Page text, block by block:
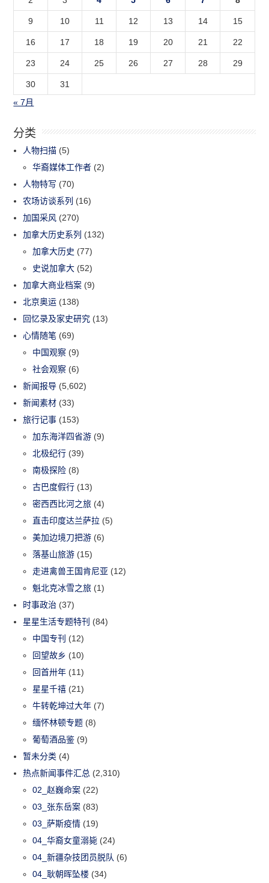
9 10 11 12 13 14 15
16 17 18 19 20 21 22
23 24 25 26 27 28 29
30
31
« 7月
分类
人物扫描 (5)
华裔媒体工作者 (2)
人物特写 (70)
农场访谈系列 (16)
加国采风 (270)
加拿大历史系列 (132)
加拿大历史 (77)
史说加拿大 (52)
加拿大商业档案 (9)
北京奥运 (138)
回忆录及家史研究 (13)
心情随笔 (69)
中国观察 (9)
社会观察 (6)
新闻报导 (5,602)
新闻素材 (33)
旅行记事 (153)
加东海洋四省游 (9)
北极纪行 (39)
南极探险 (8)
古巴度假行 (13)
密西西比河之旅 (4)
直击印度达兰萨拉 (5)
美加边境刀把游 (6)
落基山旅游 (15)
走进禽兽王国肯尼亚 (12)
魁北克冰雪之旅 (1)
时事政治 (37)
星星生活专题特刊 (84)
中国专刊 (12)
回望故乡 (10)
回首卅年 (11)
星星千禧 (21)
牛转乾坤过大年 (7)
缅怀林顿专题 (8)
葡萄酒品鉴 (9)
暂未分类 (4)
热点新闻事件汇总 (2,310)
02_赵巍命案 (22)
03_张东岳案 (83)
03_萨斯疫情 (19)
04_华裔女童溺毙 (24)
04_新疆杂技团员脱队 (6)
04_耿朝晖坠楼 (34)